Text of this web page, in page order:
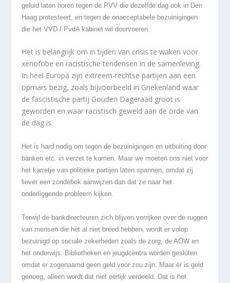
geluid laten horen tegen de PVV die dezelfde dag ook in Den
Haag protesteert, en tegen de onacceptabele bezuinigingen
die het VVD / PvdA kabinet wil doorvoeren.
Het is belangrijk om in tijden van crisis te waken voor
xenofobe en racistische tendensen in de samenleving.
In heel Europa zijn extreem-rechtse partijen aan een
opmars bezig, zoals bijvoorbeeld in Griekenland waar
de fascistische partij Gouden Dageraad groot is
geworden en waar racistisch geweld aan de orde van
de dag is.
Het is hard nodig om tegen de bezuinigingen en uitbuiting door
banken etc. in verzet te komen. Maar we moeten ons niet voor
het karretje van politieke partijen laten spannen, omdat zij
liever een zondebok aanwijzen dan dat ze naar het
onderliggende probleem kijken.
Terwijl de bankdirecteuren zich blijven verrijken over de ruggen
van mensen die het al niet breed hebben, wordt er volop
bezuinigd op sociale zekerheden zoals de zorg, de AOW en
het onderwijs. Bibliotheken en jeugdcentra worden gesloten
omdat er zogenaamd geen geld voor zou zijn. Maar er is geld
genoeg, alleen wordt dat niet eerlijk verdeeld. Dat is het